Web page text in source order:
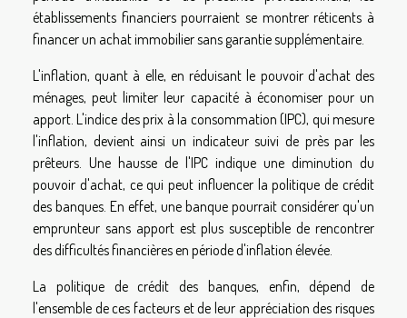
établissements financiers pourraient se montrer réticents à
financer un achat immobilier sans garantie supplémentaire.
L'inflation, quant à elle, en réduisant le pouvoir d'achat des
ménages, peut limiter leur capacité à économiser pour un
apport. L'indice des prix à la consommation (IPC), qui mesure
l'inflation, devient ainsi un indicateur suivi de près par les
prêteurs. Une hausse de l'IPC indique une diminution du
pouvoir d'achat, ce qui peut influencer la politique de crédit
des banques. En effet, une banque pourrait considérer qu'un
emprunteur sans apport est plus susceptible de rencontrer
des difficultés financières en période d'inflation élevée.
La politique de crédit des banques, enfin, dépend de
l'ensemble de ces facteurs et de leur appréciation des risques